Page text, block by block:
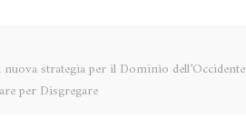
strategia per il Dominio dell’Occidente
per Disgregare